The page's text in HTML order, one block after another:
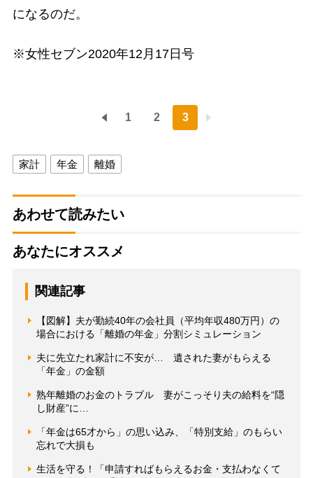
になるのだ。
※女性セブン2020年12月17日号
1 2 3
家計 年金 離婚
あわせて読みたい
あなたにオススメ
関連記事
【図解】夫が勤続40年の会社員（平均年収480万円）の
場合における「離婚の年金」分割シミュレーション
夫に先立たれ家計に不安が… 遺された妻がもらえる
「年金」の金額
熟年離婚のお金のトラブル 妻がこっそり夫の給料を“隠
し財産”に…
「年金は65才から」の思い込み、「特別支給」のもらい
忘れで大損も
生活を守る！「申請すればもらえるお金・支払わなくて